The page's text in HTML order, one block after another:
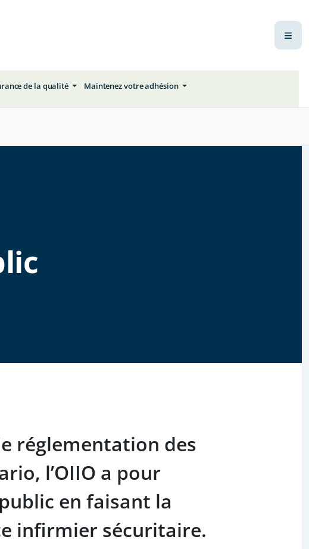
de la qualité Maintenez votre adhésion
réglementation des
l’OIIO a pour
en faisant la
infirmier sécuritaire.